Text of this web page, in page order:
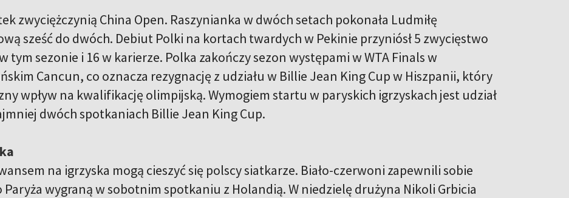
zwyciężczynią China Open. Raszynianka w dwóch setach pokonała Ludmiłę
sześć do dwóch. Debiut Polki na kortach twardych w Pekinie przyniósł 5 zwycięstwo
tym sezonie i 16 w karierze. Polka zakończy sezon występami w WTA Finals w
Cancun, co oznacza rezygnację z udziału w Billie Jean King Cup w Hiszpanii, który
wpływ na kwalifikację olimpijską. Wymogiem startu w paryskich igrzyskach jest udział
dwóch spotkaniach Billie Jean King Cup.
na igrzyska mogą cieszyć się polscy siatkarze. Biało-czerwoni zapewnili sobie
Paryża wygraną w sobotnim spotkaniu z Holandią. W niedzielę drużyna Nikoli Grbicia